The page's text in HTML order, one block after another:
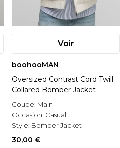
Voir
boohooMAN
Oversized Contrast Cord Twill
Collared Bomber Jacket
Coupe: Main
Occasion: Casual
Style: Bomber Jacket
30,00 €